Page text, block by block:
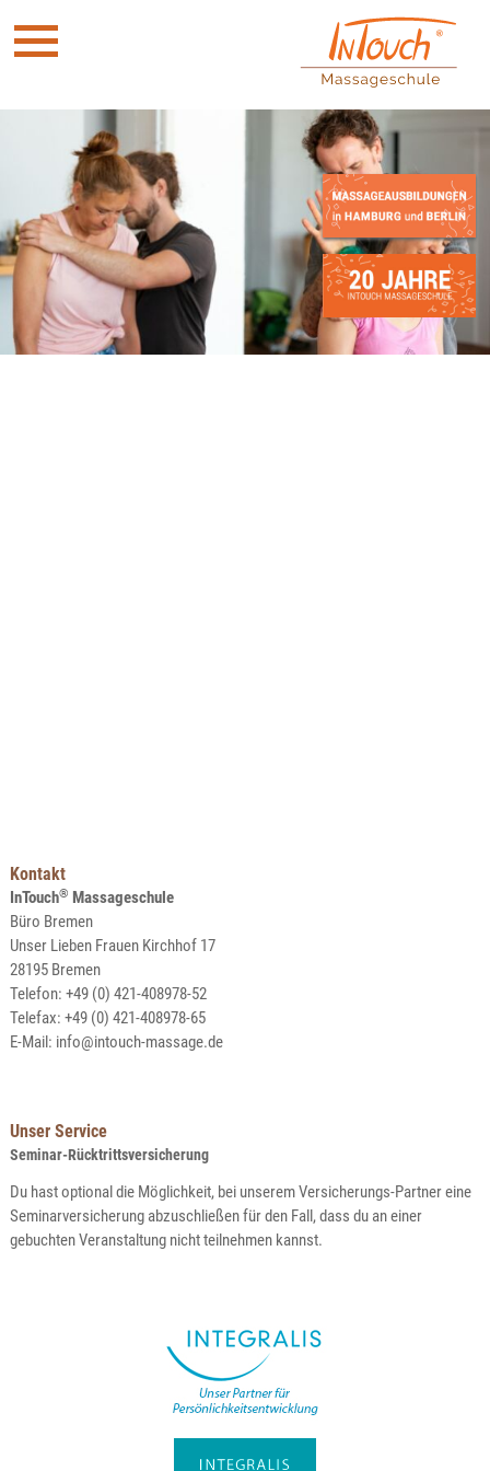
Kontakt
InTouch® Massageschule
Büro Bremen
Unser Lieben Frauen Kirchhof 17
28195 Bremen
Telefon: +49 (0) 421-408978-52
Telefax: +49 (0) 421-408978-65
E-Mail: info@intouch-massage.de
Unser Service
Seminar-Rücktrittsversicherung
Du hast optional die Möglichkeit, bei unserem Versicherungs-Partner eine
Seminarversicherung abzuschließen für den Fall, dass du an einer
gebuchten Veranstaltung nicht teilnehmen kannst.